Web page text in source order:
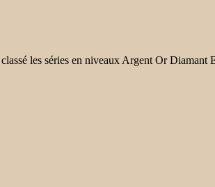
les séries en niveaux Argent Or Diamant